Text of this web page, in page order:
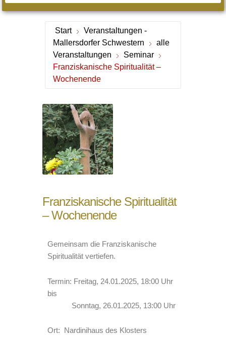
Start
Veranstaltungen -
Mallersdorfer Schwestern
alle
Veranstaltungen
Seminar
Franziskanische Spiritualität –
Wochenende
Franziskanische Spiritualität
– Wochenende
Gemeinsam die Franziskanische
Spiritualität vertiefen.
Termin: Freitag, 24.01.2025, 18:00 Uhr
bis
Sonntag, 26.01.2025, 13:00 Uhr
Ort: Nardinihaus des Klosters